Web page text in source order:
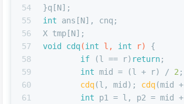
54
55
56
57
58
59
60
61
}q[N];
int ans[N], cnq;
X tmp[N];
void
cdq(int l, int r)
{
if (l == r) return;
int mid = (l + r) / 2 ;
cdq(l, mid); cdq(mid +
int p1 = l, p2 = mid +